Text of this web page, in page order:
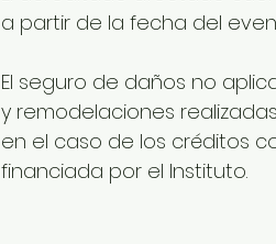
a partir de la fecha del
El seguro de daños no
y remodelaciones
en el caso de los créditos
financiada por el Instituto.